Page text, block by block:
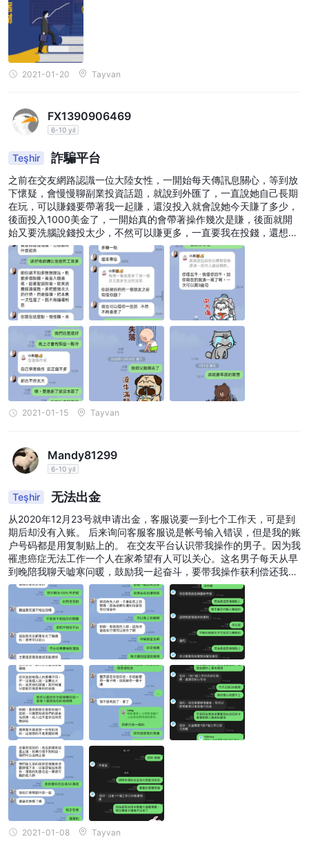
2021-01-20 Tayvan
FX1390906469
6-10 yıl
Teşhir 詐騙平台
之前在交友網路認識一位大陸女性，一開始每天傳訊息關心，等到放
下懷疑，會慢慢聊副業投資話題，就說到外匯了，一直說她自己長期
在玩，可以賺錢要帶著我一起賺，還沒投入就會說她今天賺了多少，
後面投入1000美金了，一開始真的會帶著操作幾次是賺，後面就開
始又要洗腦說錢投太少，不然可以賺更多，一直要我在投錢，還想說
她借我一些錢我自己在投入多少籌一萬美金，我說沒錢，後續可能想
不到什麼辦法了，還說我自己操作，輸了也沒多少，傻眼就是不會看
還拿錢開玩笑嗎？慢慢不回訊息也沒在操作了，才意識到被騙了，對
方已經不回訊息了也沒已讀了，後面直接沒沒用戶成員了，就這樣被
騙了，詐騙集團
2021-01-15 Tayvan
Mandy81299
6-10 yıl
Teşhir 无法出金
从2020年12月23号就申请出金，客服说要一到七个工作天，可是到
期后却没有入账。 后来询问客服客服说是帐号输入错误，但是我的账
户号码都是用复制贴上的。 在交友平台认识带我操作的男子。因为我
罹患癌症无法工作一个人在家希望有人可以关心。这名男子每天从早
到晚陪我聊天嘘寒问暖，鼓励我一起奋斗，要带我操作获利偿还我的
房屋贷款。这位男最后也失去联络都不读信息。 账户里面的都是我的
救命钱。是癌症之后要拿来养身体。现在也很担心癌症再复发。
2021-01-08 Tayvan